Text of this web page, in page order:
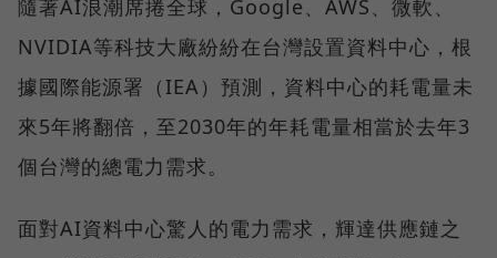
隨著AI浪潮席捲全球，Google、AWS、微軟、
NVIDIA等科技大廠紛紛在台灣設置資料中心，根
據國際能源署（IEA）預測，資料中心的耗電量未
來5年將翻倍，至2030年的年耗電量相當於去年3
個台灣的總電力需求。
面對AI資料中心驚人的電力需求，輝達供應鏈之